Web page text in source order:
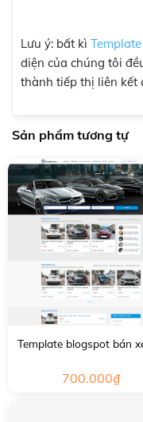
Lưu ý: bất kì
diện của chúng tôi
thành tiếp thị liên kết
Sản phẩm tương tự
Template blogspot bán
700.000₫